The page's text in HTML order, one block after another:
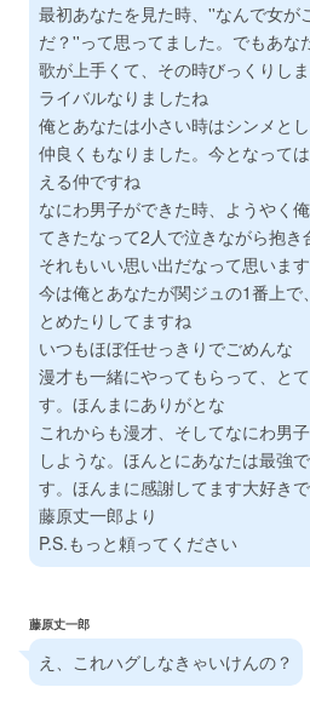
最初あなたを見た時、''なんで女が
だ？''って思ってました。でもあな
歌が上手くて、その時びっくりし
ライバルなりましたね
俺とあなたは小さい時はシンメとし
仲良くもなりました。今となって
える仲ですね
なにわ男子ができた時、ようやく
てきたなって2人で泣きながら抱き
それもいい思い出だなって思います
今は俺とあなたが関ジュの1番上で
とめたりしてますね
いつもほぼ任せっきりでごめんな
漫才も一緒にやってもらって、と
す。ほんまにありがとな
これからも漫才、そしてなにわ男
しような。ほんとにあなたは最強
す。ほんまに感謝してます大好き
藤原丈一郎より
P.S.もっと頼ってください
藤原丈一郎
え、これハグしなきゃいけんの？